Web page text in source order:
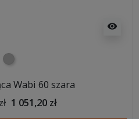
visibility
szary
Wabi 60 szara
1 051,20 zł